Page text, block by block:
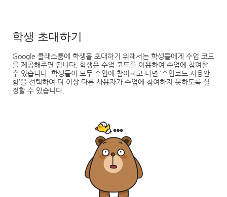
학생 초대하기
Google 클래스룸에 학생을 초대하기 위해서는 학생들에게 수업 코드
를 제공해주면 됩니다 학생은 수업 코드를 이용하여 수업에 참여할
수 있습니다 학생들이 모두 수업에 참여하고 나면 ‘수업코드 사용안
함’을 선택하여 더 이상 다른 사용자가 수업에 참여하지 못하도록 설
정할 수 있습니다